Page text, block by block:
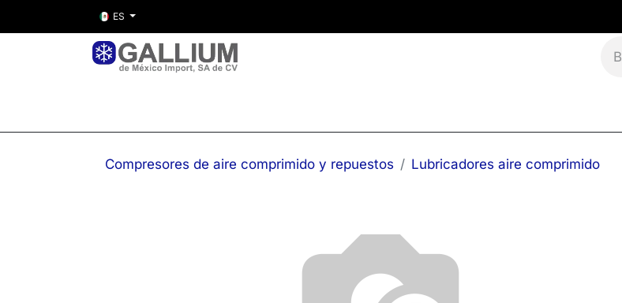
ES
Compresores de aire comprimido y repuestos Lubricadores aire comprimido